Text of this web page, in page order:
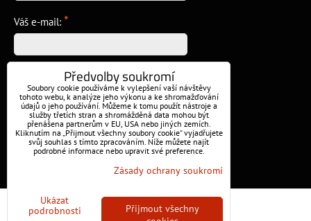
Váš e-mail: *
Předvolby soukromí Zásady ochrany soukromí
Předvolby soukromí
Soubory cookie používáme k vylepšení vaší návštěvy
tohoto webu, k analýze jeho výkonu a ke shromažďování
údajů o jeho používání. Můžeme k tomu použít nástroje a
služby třetích stran a shromážděná data mohou být
přenášena partnerům v EU, USA nebo jiných zemích.
Kliknutím na „Přijmout všechny soubory cookie“ vyjadřujete
svůj souhlas s tímto zpracováním. Níže můžete najít
podrobné informace nebo upravit své preference.
Zásady ochrany soukromí
Ukázat
podrobnosti
Přijmout všechny